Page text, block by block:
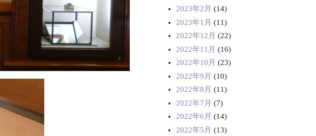
2023年2月 (14)
2023年1月 (11)
2022年12月 (22)
2022年11月 (16)
2022年10月 (23)
2022年9月 (10)
2022年8月 (11)
2022年7月 (7)
2022年6月 (14)
2022年5月 (13)